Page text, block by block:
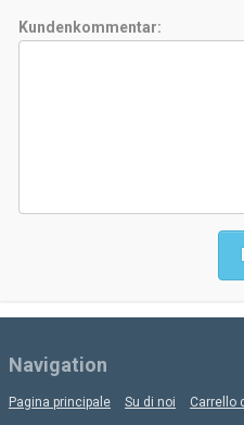
Kundenkommentar:
Navigation
Pagina principale Su di noi Carrello